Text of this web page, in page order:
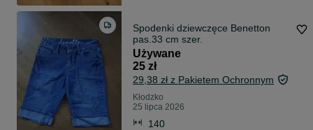
Spodenki dziewczęce Benetton
pas.33 cm szer.
Używane
25 zł
29,38 zł z Pakietem Ochronnym
Kłodzko
25 lipca 2026
140